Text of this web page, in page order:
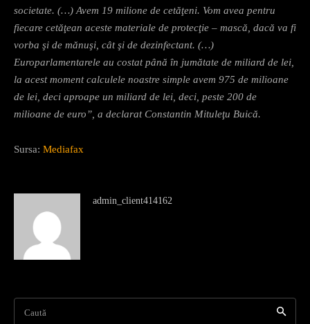
societate. (…) Avem 19 milione de cetăţeni. Vom avea pentru
fiecare cetăţean aceste materiale de protecţie – mască, dacă va fi
vorba şi de mănuşi, cât şi de dezinfectant. (…)
Europarlamentarele au costat până în jumătate de miliard de lei,
la acest moment calculele noastre simple avem 975 de milioane
de lei, deci aproape un miliard de lei, deci, peste 200 de
milioane de euro”, a declarat Constantin Mituleţu Buică.
Sursa: Mediafax
admin_client414162
Caută